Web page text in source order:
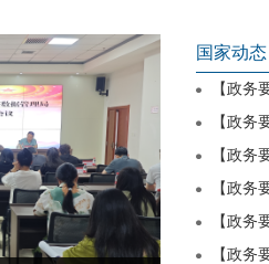
国家动态
【政务
【政务
【政务
【政务
【政务
【政务